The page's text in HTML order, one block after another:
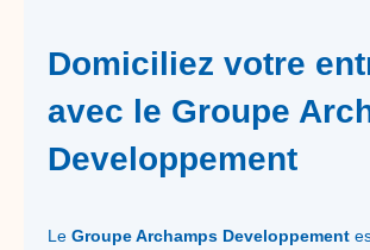
Domiciliez votre
avec le Groupe
Developpement
Le Groupe Archamps Developpement